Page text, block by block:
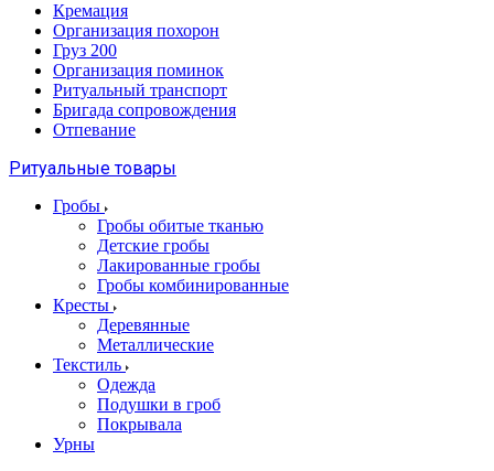
Кремация
Организация похорон
Груз 200
Организация поминок
Ритуальный транспорт
Бригада сопровождения
Отпевание
Ритуальные товары
Гробы
Гробы обитые тканью
Детские гробы
Лакированные гробы
Гробы комбинированные
Кресты
Деревянные
Металлические
Текстиль
Одежда
Подушки в гроб
Покрывала
Урны